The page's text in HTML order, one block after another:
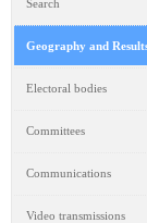
Search
Geography and
Electoral bodies
Committees
Communications
Video transmissions